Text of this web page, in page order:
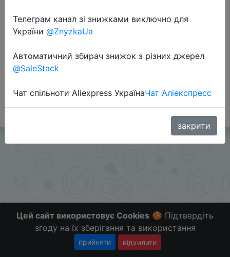
Перейти до магазину
Додаткова інформація відсутня.
Слідкуйте за знижками на мобільному, в телеграм
ZnyzhkaUA
Цей сайт використовує Cookies 🍪 Підтвердіть
згоду на їх зберігання та використання
прийняти відхилити
Телеграм канал зі знижками виключно для
України @ZnyzkaUa
Автоматичний збирач знижок з різних джерел
@SaleStack
Чат спільноти Aliexpress УкраїнаЧат Аліекспресс
закрити